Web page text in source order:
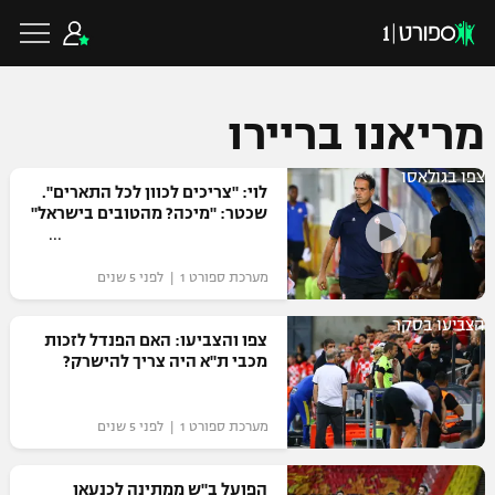
כדורגל ישראלי
ליגת העל
גביע הטוטו
ליגיונרים
גביע המדינה
כדורגל עולמי
ליגת האלופות
ליגה אירופית
ליגה אנגלית
כדורסל ישראלי
ליגת ווינר סל
ליגה לאומית
כדורסל עולמי
NBA
מריאנו בריירו
צפו בגולאסו
לוי: "צריכים לכוון לכל התארים".
שכטר: "מיכה? מהטובים בישראל"
מערכת ספורט 1 | לפני 5 שנים
הצביעו בסקר
צפו והצביעו: האם הפנדל לזכות
מכבי ת"א היה צריך להישרק?
מערכת ספורט 1 | לפני 5 שנים
הפועל ב"ש ממתינה לכנעאן